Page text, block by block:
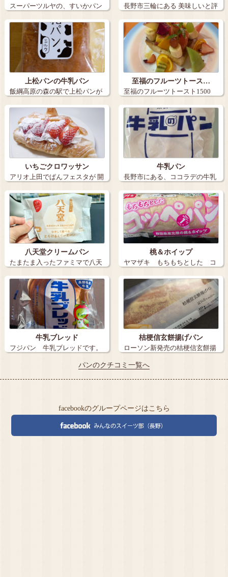
スーパーツルヤの、すいかパン
味はすい…
長野市三輪にある 美味しいと評
判の …
上松パンの牛乳パン
飯綱高原の森の駅で上松パンが
あったので、…
至福のフルーツトース…
至福のフルーツトースト1500
アフォ…
いちごクロワッサン
アリオ上田でぱんフェスタが 開
催されて…
牛乳パン
長野市にある、ココラデの牛乳
パンです。 …
八天堂クリームパン
たまたま入ったファミマで八天
堂のパンを発…
桃＆ホイップ
ヤマザキ もちもちとした コ
ッペパン …
牛乳ブレッド
フジパン 牛乳ブレッドです。
桔梗信玄餅揚げパン
ローソン新発売の桔梗信玄餅揚
げパン 求…
パンのクチコミ一覧へ
facebookのグループページはこちら